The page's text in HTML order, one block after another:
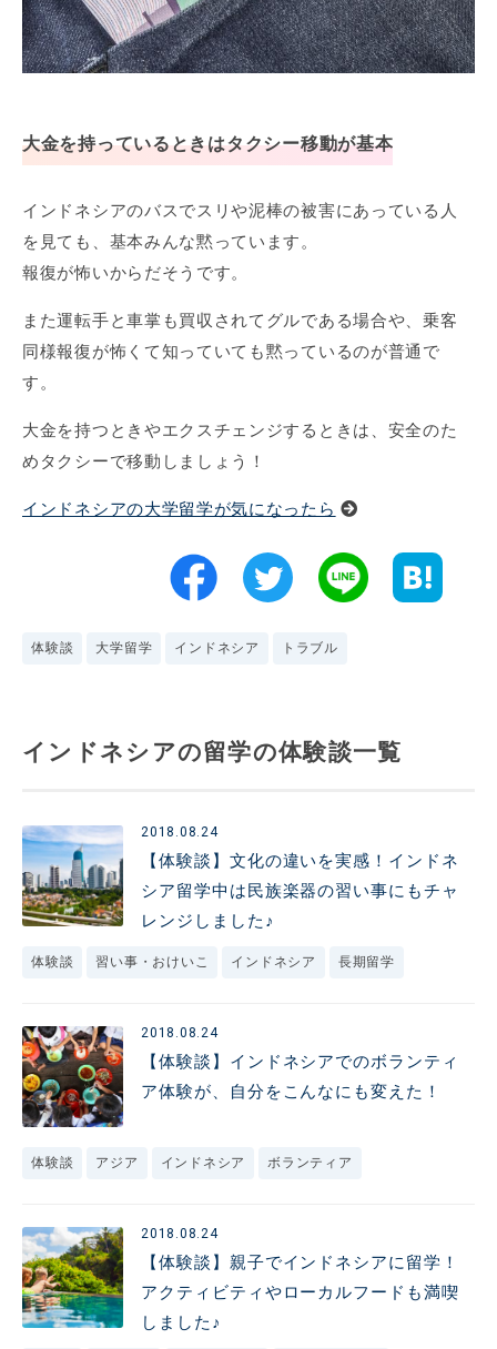
大金を持っているときはタクシー移動が基本
インドネシアのバスでスリや泥棒の被害にあっている人
を見ても、基本みんな黙っています。
報復が怖いからだそうです。
また運転手と車掌も買収されてグルである場合や、乗客
同様報復が怖くて知っていても黙っているのが普通で
す。
大金を持つときやエクスチェンジするときは、安全のた
めタクシーで移動しましょう！
インドネシアの大学留学が気になったら
体験談 大学留学 インドネシア トラブル
インドネシアの留学の体験談一覧
2018.08.24
【体験談】文化の違いを実感！インドネ
シア留学中は民族楽器の習い事にもチャ
レンジしました♪
体験談 習い事・おけいこ インドネシア 長期留学
2018.08.24
【体験談】インドネシアでのボランティ
ア体験が、自分をこんなにも変えた！
体験談 アジア インドネシア ボランティア
2018.08.24
【体験談】親子でインドネシアに留学！
アクティビティやローカルフードも満喫
しました♪